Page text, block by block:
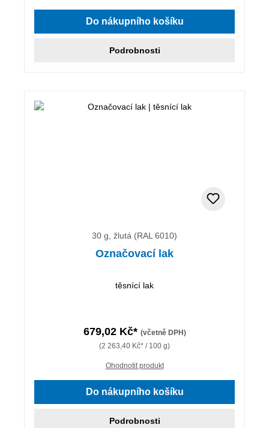
Do nákupního košíku
Podrobnosti
30 g, žlutá (RAL 6010)
Označovací lak
těsnící lak
679,02 Kč* (včetně DPH)
(2 263,40 Kč* / 100 g)
Ohodnotit produkt
Do nákupního košíku
Podrobnosti